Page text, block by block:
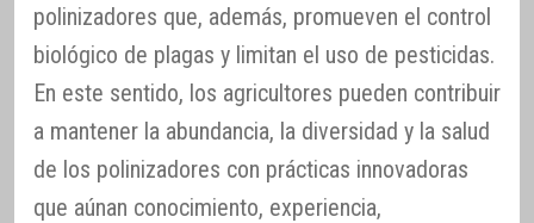
polinizadores que, además, promueven el control
biológico de plagas y limitan el uso de pesticidas.
En este sentido, los agricultores pueden contribuir
a mantener la abundancia, la diversidad y la salud
de los polinizadores con prácticas innovadoras
que aúnan conocimiento, experiencia,